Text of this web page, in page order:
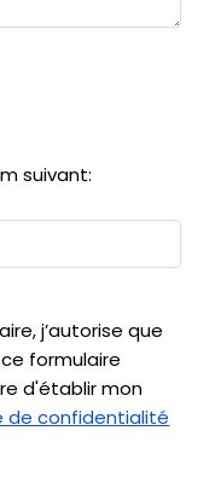
suivant:
j’autorise que
formulaire
d'établir mon
de confidentialité